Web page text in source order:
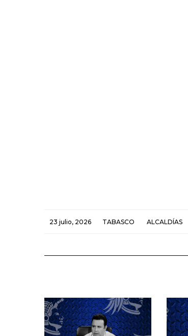
23 julio, 2026 TABASCO ALCALDÍAS